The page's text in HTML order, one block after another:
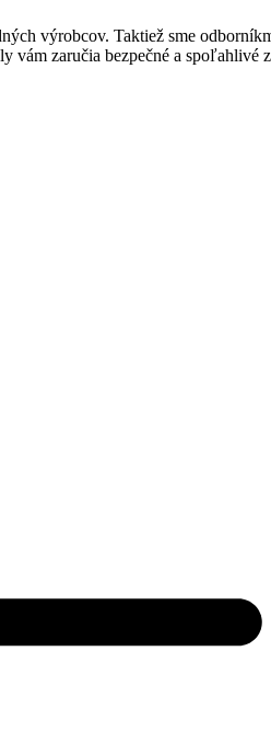
výrobcov. Taktiež sme
vám zaručia bezpečné a spoľahlivé